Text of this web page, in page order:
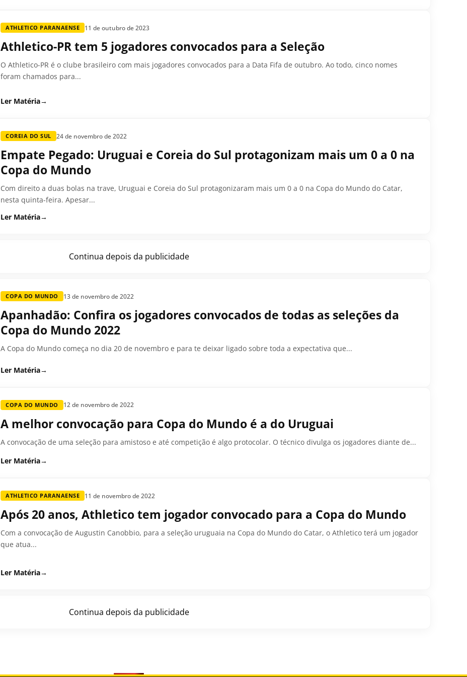
ATHLETICO PARANAENSE 11 de outubro de 2023
Athletico-PR tem 5 jogadores convocados para a Seleção
O Athletico-PR é o clube brasileiro com mais jogadores convocados para a Data Fifa de outubro. Ao todo, cinco nomes
foram chamados para...
Ler Matéria→
COREIA DO SUL 24 de novembro de 2022
Empate Pegado: Uruguai e Coreia do Sul protagonizam mais um 0 a 0 na
Copa do Mundo
Com direito a duas bolas na trave, Uruguai e Coreia do Sul protagonizaram mais um 0 a 0 na Copa do Mundo do Catar,
nesta quinta-feira. Apesar...
Ler Matéria→
Continua depois da publicidade
COPA DO MUNDO 13 de novembro de 2022
Apanhadão: Confira os jogadores convocados de todas as seleções da
Copa do Mundo 2022
A Copa do Mundo começa no dia 20 de novembro e para te deixar ligado sobre toda a expectativa que...
Ler Matéria→
COPA DO MUNDO 12 de novembro de 2022
A melhor convocação para Copa do Mundo é a do Uruguai
A convocação de uma seleção para amistoso e até competição é algo protocolar. O técnico divulga os jogadores diante de...
Ler Matéria→
ATHLETICO PARANAENSE 11 de novembro de 2022
Após 20 anos, Athletico tem jogador convocado para a Copa do Mundo
Com a convocação de Augustin Canobbio, para a seleção uruguaia na Copa do Mundo do Catar, o Athletico terá um jogador
que atua...
Ler Matéria→
Continua depois da publicidade